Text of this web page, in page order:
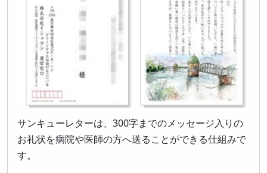
サンキューレターは、300字までのメッセージ入りの
お礼状を病院や医師の方へ送ることができる仕組みで
す。